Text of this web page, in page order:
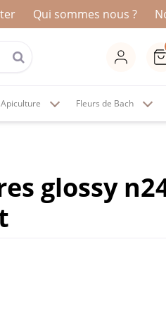
Qui sommes nous ?
Apiculture Fleurs de Bach
glossy